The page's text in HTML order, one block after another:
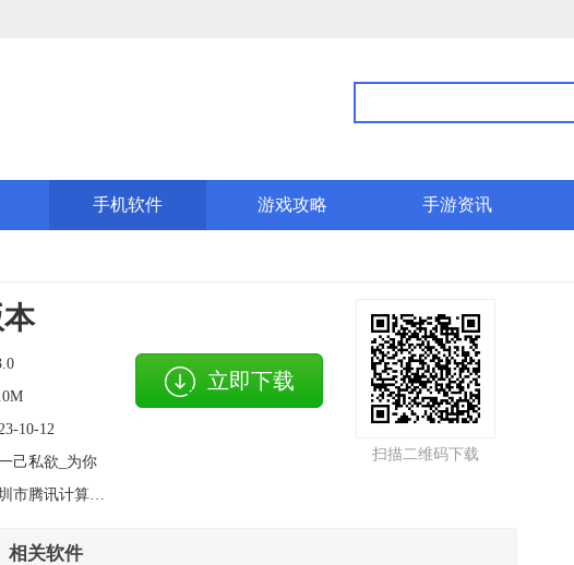
手机软件 游戏攻略 手游资讯
10-12
己私欲_为你
腾讯计算机系统有限公司
扫描二维码下载
立即下载
相关软件